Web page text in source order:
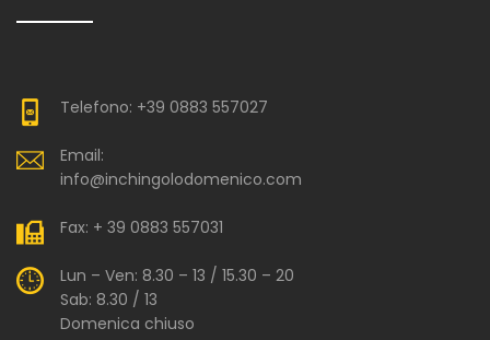
Telefono: +39 0883 557027
Email:
info@inchingolodomenico.com
Fax: + 39 0883 557031
Lun – Ven: 8.30 – 13 / 15.30 – 20
Sab: 8.30 / 13
Domenica chiuso